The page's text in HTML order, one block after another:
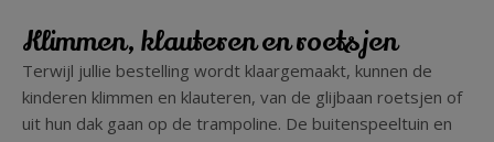
Klimmen, klauteren en roetsjen
Terwijl jullie bestelling wordt klaargemaakt, kunnen de
kinderen klimmen en klauteren, van de glijbaan roetsjen of
uit hun dak gaan op de trampoline. De buitenspeeltuin en